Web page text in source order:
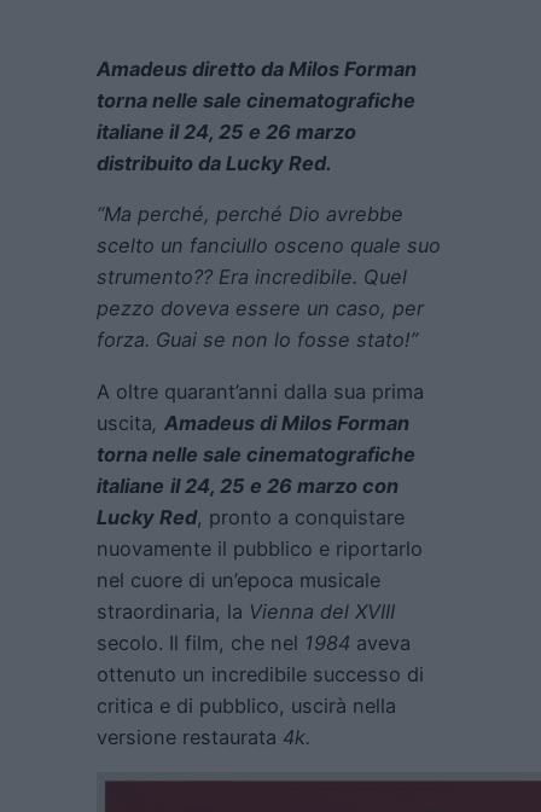
Amadeus diretto da Milos Forman
torna nelle sale cinematografiche
italiane il 24, 25 e 26 marzo
distribuito da Lucky Red.
“Ma perché, perché Dio avrebbe
scelto un fanciullo osceno quale suo
strumento?? Era incredibile. Quel
pezzo doveva essere un caso, per
forza. Guai se non lo fosse stato!”
A oltre quarant’anni dalla sua prima
uscita, Amadeus di Milos Forman
torna nelle sale cinematografiche
italiane il 24, 25 e 26 marzo con
Lucky Red, pronto a conquistare
nuovamente il pubblico e riportarlo
nel cuore di un’epoca musicale
straordinaria, la Vienna del XVIII
secolo. Il film, che nel 1984 aveva
ottenuto un incredibile successo di
critica e di pubblico, uscirà nella
versione restaurata 4k.